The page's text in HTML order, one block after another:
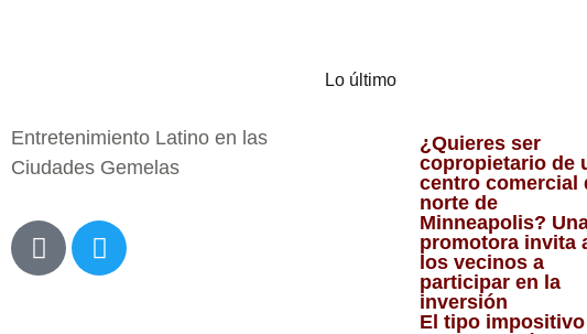
Entretenimiento Latino en las
Ciudades Gemelas
Lo último
¿Quieres ser
copropietario de
centro comercial
norte de
Minneapolis?
promotora invita
los vecinos a
participar en la
inversión
El tipo impositivo